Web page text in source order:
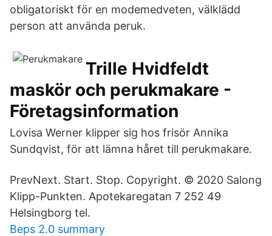
obligatoriskt för en modemedveten, välklädd
person att använda peruk.
Trille Hvidfeldt
maskör och perukmakare -
Företagsinformation
Lovisa Werner klipper sig hos frisör Annika
Sundqvist, för att lämna håret till perukmakare.
PrevNext. Start. Stop. Copyright. © 2020 Salong
Klipp-Punkten. Apotekaregatan 7 252 49
Helsingborg tel.
Beps 2.0 summary